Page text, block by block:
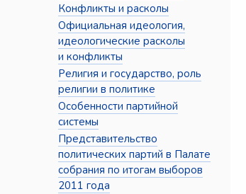
Конфликты и расколы
Официальная идеология,
идеологические расколы
и конфликты
Религия и государство, роль
религии в политике
Особенности партийной
системы
Представительство
политических партий в Палате
собрания по итогам выборов
2011 года